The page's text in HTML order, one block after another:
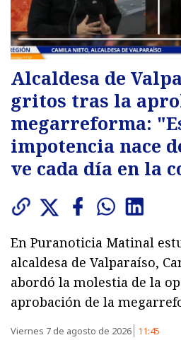
Alcaldesa de
gritos tras la
megarreforma:
impotencia nace
ve cada día en la
En Puranoticia Matinal
alcaldesa de Valparaíso,
abordó la molestia de la
aprobación de la
Viernes 7 de agosto de 2026 11:45